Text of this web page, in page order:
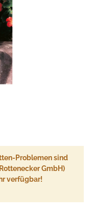
Problemen sind
GmbH)
verfügbar!